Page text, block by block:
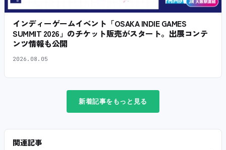
インディーゲームイベント「OSAKA INDIE GAMES
SUMMIT 2026」のチケット販売がスタート。出展コンテ
ンツ情報も公開
2026.08.05
新着記事をもっと見る
関連記事